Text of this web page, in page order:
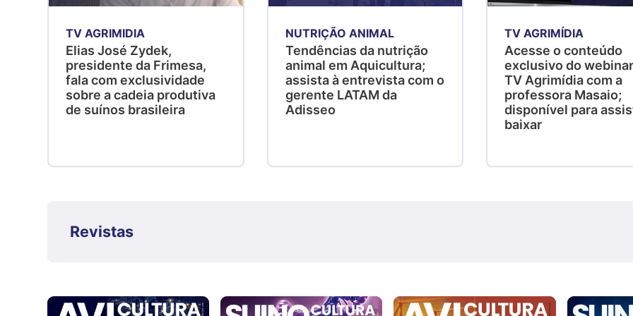
TV AGRIMIDIA
Elias José Zydek,
presidente da Frimesa,
fala com exclusividade
sobre a cadeia produtiva
de suínos brasileira
NUTRIÇÃO ANIMAL
Tendências da nutrição
animal em Aquicultura;
assista à entrevista com o
gerente LATAM da
Adisseo
TV AGRIMÍDIA
Acesse o conteúdo
exclusivo do
TV Agrimídia com a
professora Masaio;
disponível para
baixar
Revistas